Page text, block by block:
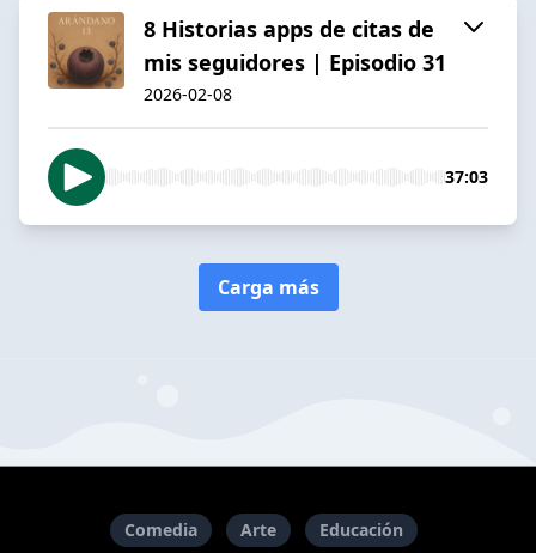
8 Historias apps de citas de
mis seguidores | Episodio 31
2026-02-08
37:03
Carga más
Comedia Arte Educación